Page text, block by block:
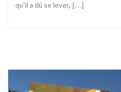
qu’il a dû se lever, […]